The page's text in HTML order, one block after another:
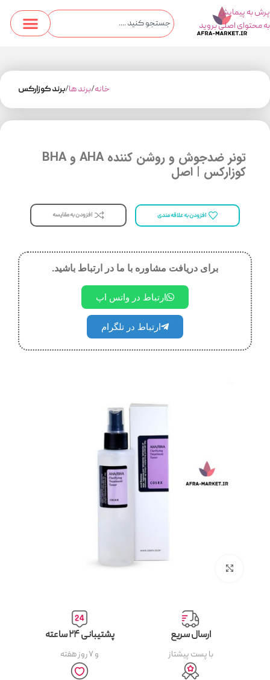
پرش به پیمایش
به محتوای اصلی بروید
خانه برند ها برند کوزارکس
تونر ضدجوش و روشن کننده AHA و BHA
کوزارکس | اصل
افزودن به علاقه مندی افزودن به مقایسه
برای دریافت مشاوره با ما در ارتباط باشید.
ارتباط در واتس اپ
ارتباط در تلگرام
ارسال سریع
با پست پیشتاز
پشتیبانی ۲۴ ساعته
و ۷ روز هفته